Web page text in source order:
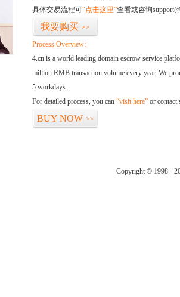
具体交易流程可“点击这里”查看或咨询
我要购买 >>
Process Overview:
4.cn is a world leading domain escrow service
million RMB transaction volume every year. We
5 workdays.
For detailed process, you can “visit here” or contact
BUY NOW >>
Copyright © 1998 -